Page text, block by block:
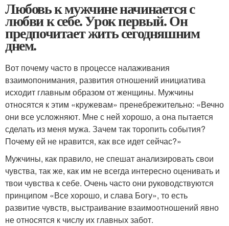
Любовь к мужчине начинается с
любви к себе. Урок первый. Он
предпочитает жить сегодняшним
днем.
Вот почему часто в процессе налаживания
взаимопонимания, развития отношений инициатива
исходит главным образом от женщины. Мужчины
относятся к этим «кружевам» пренебрежительно: «Вечно
они все усложняют. Мне с ней хорошо, а она пытается
сделать из меня мужа. Зачем так торопить события?
Почему ей не нравится, как все идет сейчас?»
Мужчины, как правило, не спешат анализировать свои
чувства, так же, как им не всегда интересно оценивать и
твои чувства к себе. Очень часто они руководствуются
принципом «Все хорошо, и слава Богу», то есть
развитие чувств, выстраивание взаимоотношений явно
не относятся к числу их главных забот.